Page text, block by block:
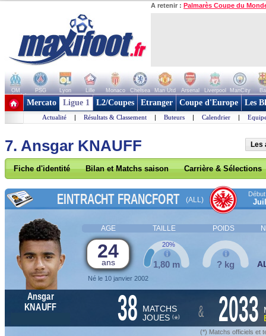
A retenir : Palmarès Coupe du
OM PSG Lyon Lille Monaco Chelsea Man Utd Arsenal Liverpool ManCity
+ de clubs
Mercato Ligue 1 L2/Coupes Etranger Coupe d'Europe Les
Actualité | Résultats & Classement | Buteurs | Calendrier |
7. Ansgar KNAUFF Les
Fiche d'identité Bilan et Matchs saison Carrière & Sélections
EINTRACHT FRANCFORT (ALL)
AGE TAILLE POIDS
24
ans
Né le 10 janvier 2002
1,80 m
20%
? kg
Ansgar
KNAUFF
38 MATCHS
JOUES (*) & 2033
(*) Matchs officiels et